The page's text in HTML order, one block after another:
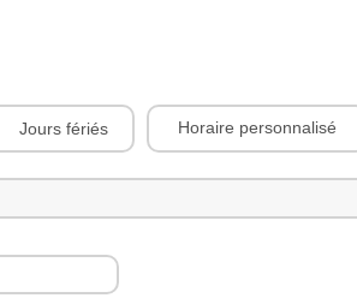
Jours fériés Horaire personnalisé